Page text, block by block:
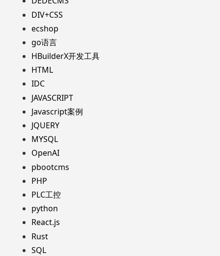
DIV+CSS
ecshop
go语言
HBuilderX开发工具
HTML
IDC
JAVASCRIPT
Javascript案例
JQUERY
MYSQL
OpenAI
pbootcms
PHP
PLC工控
python
React.js
Rust
SQL